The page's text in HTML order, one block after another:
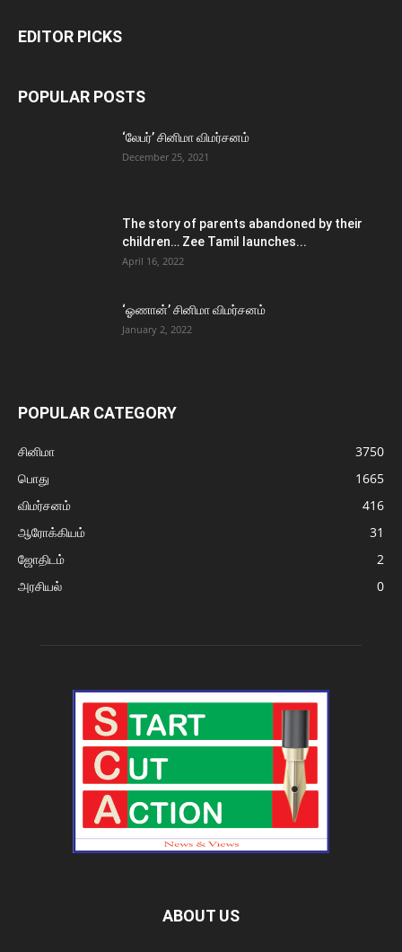
EDITOR PICKS
POPULAR POSTS
‘லேபர்’ சினிமா விமர்சனம்
December 25, 2021
The story of parents abandoned by their
children… Zee Tamil launches...
April 16, 2022
‘ஓணான்’ சினிமா விமர்சனம்
January 2, 2022
POPULAR CATEGORY
சினிமா
3750
பொது
1665
விமர்சனம்
416
ஆரோக்கியம்
31
ஜோதிடம்
2
அரசியல்
0
ABOUT US